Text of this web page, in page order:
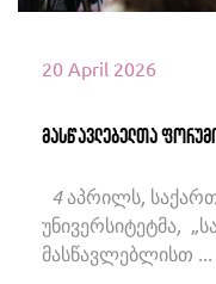
20 April 2026
მასწავლებელთა
4 აპრილს,
უნივერსიტეტმა,
მასწავლებლისთ ...